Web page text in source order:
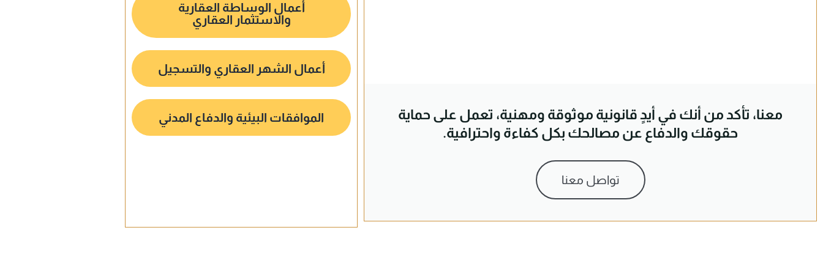
معنا، تأكد من أنك في أيدٍ قانونية موثوقة ومهنية، تعمل على حماية
حقوقك والدفاع عن مصالحك بكل كفاءة واحترافية.
تواصل معنا
أعمال الوساطة العقارية
والاستثمار العقاري
أعمال الشهر العقاري والتسجيل
الموافقات البيئية والدفاع المدني